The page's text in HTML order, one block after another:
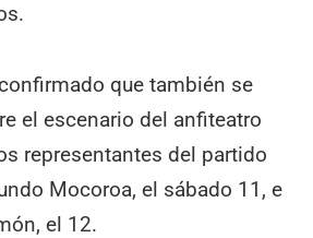
que también se
el escenario del anfiteatro
representantes del partido
Mocoroa, el sábado 11, e
el 12.